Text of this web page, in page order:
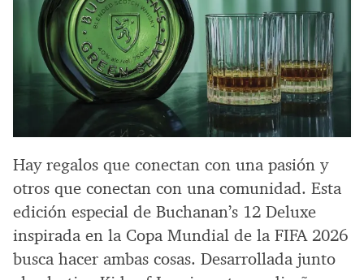
Hay regalos que conectan con una pasión y
otros que conectan con una comunidad. Esta
edición especial de Buchanan’s 12 Deluxe
inspirada en la Copa Mundial de la FIFA 2026
busca hacer ambas cosas. Desarrollada junto